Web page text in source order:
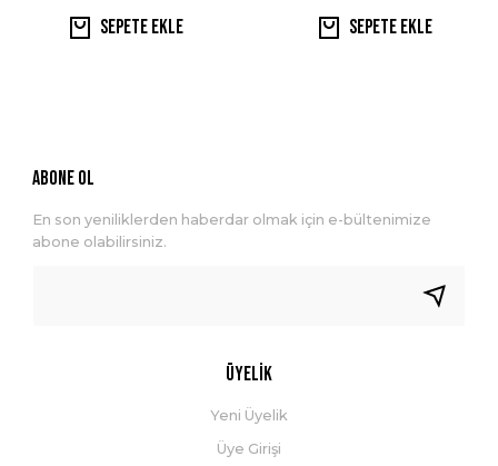
Sepete Ekle Sepete Ekle
Üyelik
Yeni Üyelik
Üye Girişi
ABONE OL
En son yeniliklerden haberdar olmak için e-bültenimize
abone olabilirsiniz.